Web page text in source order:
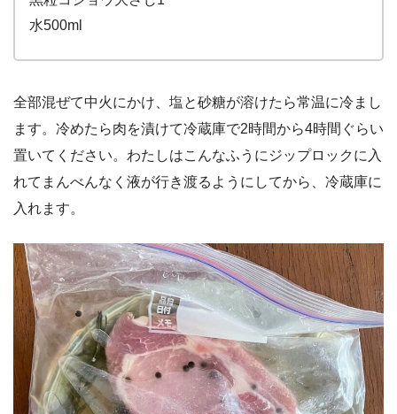
水500ml
全部混ぜて中火にかけ、塩と砂糖が溶けたら常温に冷まし
ます。冷めたら肉を漬けて冷蔵庫で2時間から4時間ぐらい
置いてください。わたしはこんなふうにジップロックに入
れてまんべんなく液が行き渡るようにしてから、冷蔵庫に
入れます。